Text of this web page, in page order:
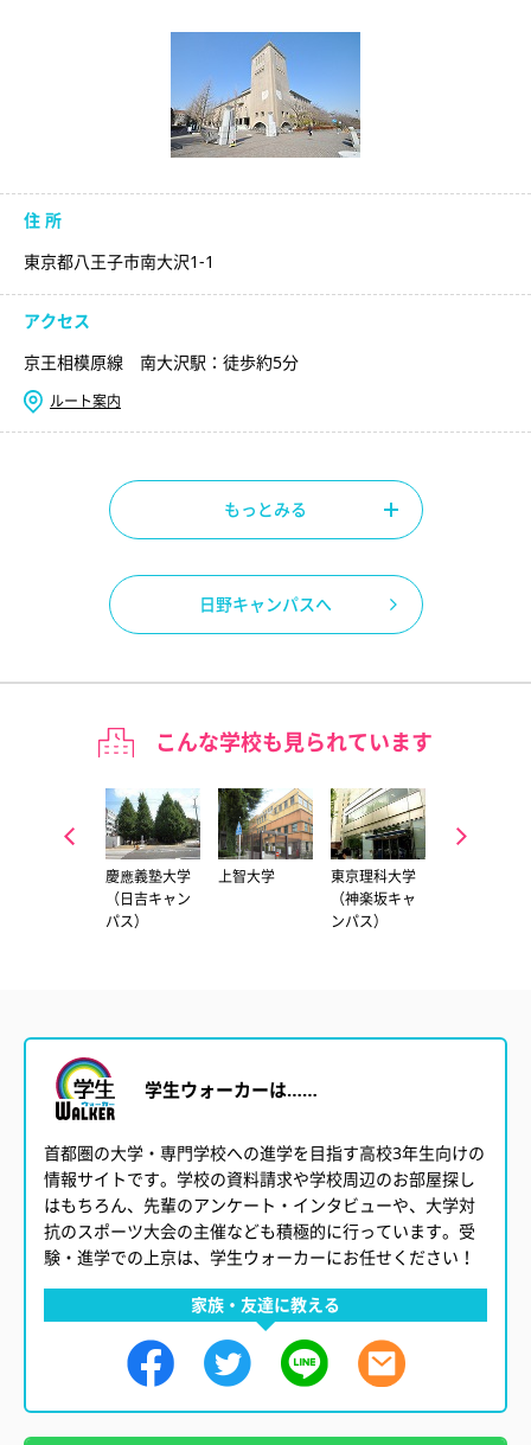
住 所
東京都八王子市南大沢1-1
アクセス
京王相模原線 南大沢駅：徒歩約5分
ルート案内
もっとみる
日野キャンパスへ
こんな学校も見られています
慶應義塾大学
（日吉キャン
パス）
上智大学
東京理科大学
（神楽坂キャ
ンパス）
家族・友達に教える
学生ウォーカーは……
首都圏の大学・専門学校への進学を目指す高校3年生向けの
情報サイトです。学校の資料請求や学校周辺のお部屋探し
はもちろん、先輩のアンケート・インタビューや、大学対
抗のスポーツ大会の主催なども積極的に行っています。受
験・進学での上京は、学生ウォーカーにお任せください！